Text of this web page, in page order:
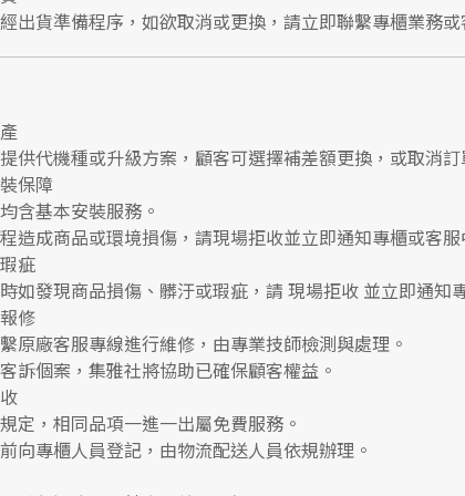
出貨準備程序，如欲取消或更換，請立即聯繫專櫃業務或
供代機種或升級方案 ，顧客可選擇補差額更換，或取消訂
保障
含基本安裝服務。
造成商品或環境損傷，請現場拒收並立即通知專櫃或客
疵
如發現商品損傷、髒汙或瑕疵 ，請 現場拒收 並立即通知
修
原廠客服專線進行維修，由專業技師檢測與處理。
訴個案，集雅社將協助已確保顧客權益。
定，相同品項一進一出屬免費服務。
向專櫃人員登記，由物流配送人員依規辦理。